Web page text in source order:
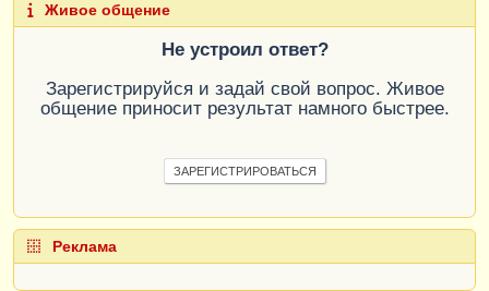
Живое общение
Не устроил ответ?
Зарегистрируйся и задай свой вопрос. Живое
общение приносит результат намного быстрее.
ЗАРЕГИСТРИРОВАТЬСЯ
Реклама